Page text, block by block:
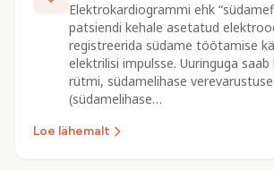
Elektrokardiogrammi ehk
patsiendi kehale asetatud
registreerida südame töötamise
elektrilisi impulsse. Uuringuga
rütmi, südamelihase
(südamelihase…
Loe lähemalt